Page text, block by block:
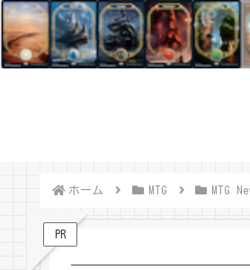
ホーム MTG MTG
PR